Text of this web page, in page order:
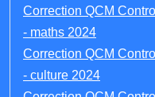
Correction QCM
- maths 2024
Correction QCM
- culture 2024